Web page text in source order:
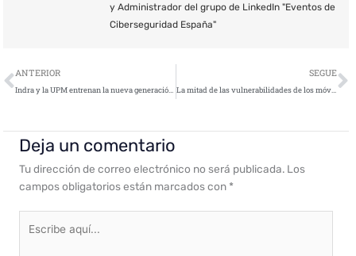
y Administrador del grupo de LinkedIn "Eventos de
Ciberseguridad España"
Ant
ANTERIOR
Indra y la UPM entrenan la nueva generación de expertos en ciberdefensa
SEGUE
La mitad de las vulnerabilidades de los móviles se producen por no actualizar las apps
Deja un comentario
Tu dirección de correo electrónico no será publicada. Los
campos obligatorios están marcados con *
aquí...